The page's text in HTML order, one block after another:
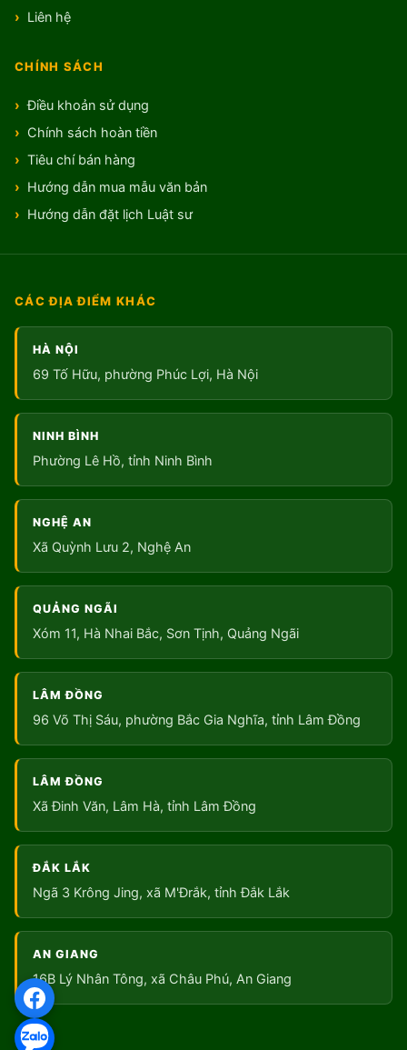
Liên hệ
CHÍNH SÁCH
Điều khoản sử dụng
Chính sách hoàn tiền
Tiêu chí bán hàng
Hướng dẫn mua mẫu văn bản
Hướng dẫn đặt lịch Luật sư
CÁC ĐỊA ĐIỂM KHÁC
HÀ NỘI
69 Tố Hữu, phường Phúc Lợi, Hà Nội
NINH BÌNH
Phường Lê Hồ, tỉnh Ninh Bình
NGHỆ AN
Xã Quỳnh Lưu 2, Nghệ An
QUẢNG NGÃI
Xóm 11, Hà Nhai Bắc, Sơn Tịnh, Quảng Ngãi
LÂM ĐỒNG
96 Võ Thị Sáu, phường Bắc Gia Nghĩa, tỉnh Lâm Đồng
LÂM ĐỒNG
Xã Đinh Văn, Lâm Hà, tỉnh Lâm Đồng
ĐẮK LẮK
Ngã 3 Krông Jing, xã M'Đrắk, tỉnh Đắk Lắk
AN GIANG
16B Lý Nhân Tông, xã Châu Phú, An Giang